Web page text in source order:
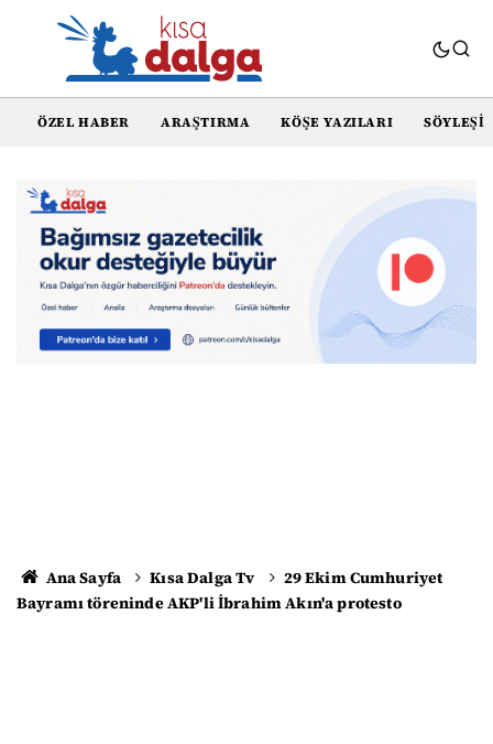
ÖZEL HABER ARAŞTIRMA KÖŞE YAZILARI SÖYLEŞI
Ana Sayfa Kısa Dalga Tv
29 Ekim Cumhuriyet
Bayramı töreninde AKP'li İbrahim Akın'a protesto